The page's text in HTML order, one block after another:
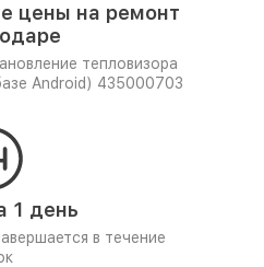
цены на ремонт
тепловизора
Android) 435000703
1 день
в течение